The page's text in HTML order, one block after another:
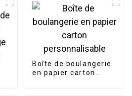
bricolage
Boîte de boulangerie
en papier carton